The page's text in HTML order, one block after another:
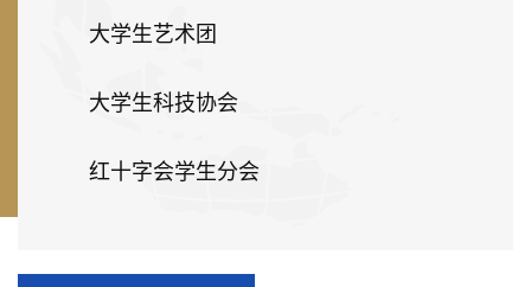
大学生艺术团
大学生科技协会
红十字会学生分会